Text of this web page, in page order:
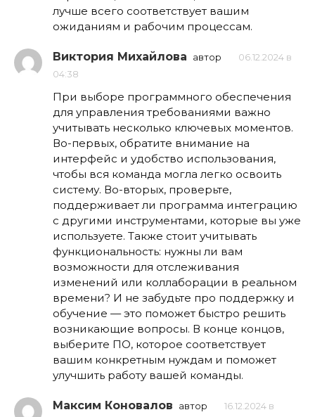
лучше всего соответствует вашим
ожиданиям и рабочим процессам.
Виктория Михайлова автор
06.12.2024 в
04:38
При выборе программного обеспечения
для управления требованиями важно
учитывать несколько ключевых моментов.
Во-первых, обратите внимание на
интерфейс и удобство использования,
чтобы вся команда могла легко освоить
систему. Во-вторых, проверьте,
поддерживает ли программа интеграцию
с другими инструментами, которые вы уже
используете. Также стоит учитывать
функциональность: нужны ли вам
возможности для отслеживания
изменений или коллаборации в реальном
времени? И не забудьте про поддержку и
обучение — это поможет быстро решить
возникающие вопросы. В конце концов,
выберите ПО, которое соответствует
вашим конкретным нуждам и поможет
улучшить работу вашей команды.
Максим Коновалов автор
16.12.2024 в